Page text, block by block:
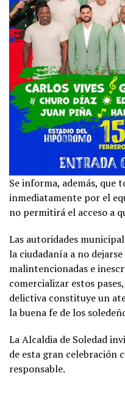
Se informa, además, que
inmediatamente por el
no permitirá el acceso a
Las autoridades
la ciudadanía a no
malintencionadas e
comercializar estos
delictiva constituye un
la buena fe de los
La Alcaldia de Soledad
de esta gran celebración
responsable.